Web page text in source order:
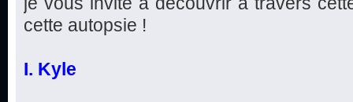
cette autopsie !
I. Kyle